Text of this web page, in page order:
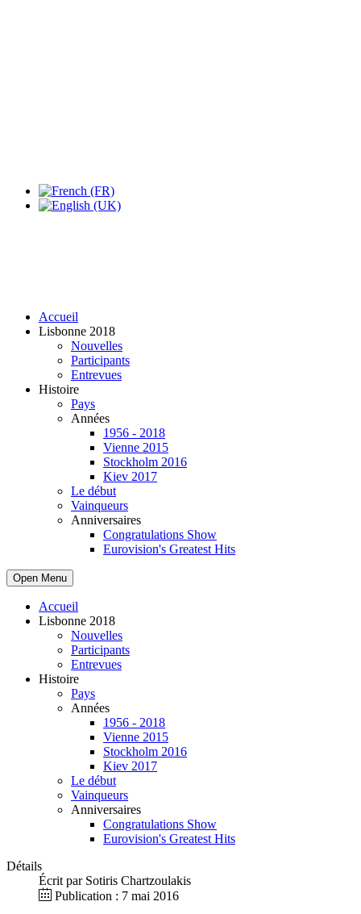
Accueil
Lisbonne 2018
Nouvelles
Participants
Entrevues
Histoire
Pays
Années
1956 - 2018
Vienne 2015
Stockholm 2016
Kiev 2017
Le début
Vainqueurs
Anniversaires
Congratulations Show
Eurovision's Greatest Hits
Open Menu
Accueil
Lisbonne 2018
Nouvelles
Participants
Entrevues
Histoire
Pays
Années
1956 - 2018
Vienne 2015
Stockholm 2016
Kiev 2017
Le début
Vainqueurs
Anniversaires
Congratulations Show
Eurovision's Greatest Hits
Détails
Écrit par Sotiris Chartzoulakis
Publication : 7 mai 2016